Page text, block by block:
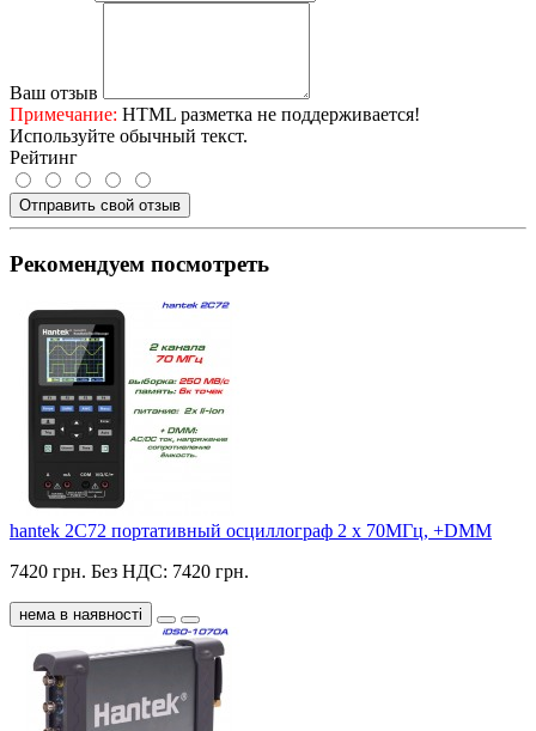
Ваш отзыв
Примечание: HTML разметка не поддерживается!
Используйте обычный текст.
Рейтинг
Отправить свой отзыв
Рекомендуем посмотреть
hantek 2C72 портативный осциллограф 2 х 70МГц, +DMM
7420 грн. Без НДС: 7420 грн.
нема в наявності